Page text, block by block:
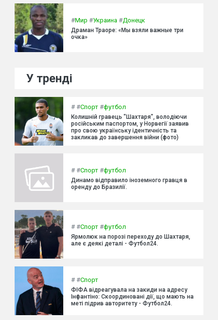
#Мир #Украина #Донецк
Драман Траоре: «Мы взяли важные три
очка»
У тренді
# #Спорт #футбол
Колишній гравець "Шахтаря", володіючи
російським паспортом, у Норвегії заявив
про свою українську ідентичність та
закликав до завершення війни (фото)
# #Спорт #футбол
Динамо відправило іноземного гравця в
оренду до Бразилії.
# #Спорт #футбол
Ярмолюк на порозі переходу до Шахтаря,
але є деякі деталі - Футбол24.
# #Спорт
ФІФА відреагувала на закиди на адресу
Інфантіно: Скоординовані дії, що мають на
меті підрив авторитету - Футбол24.